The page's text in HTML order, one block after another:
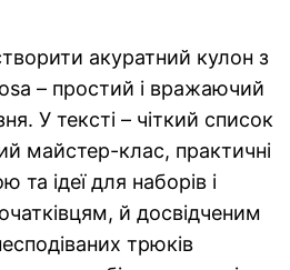
акуратний кулон з
– простий і вражаючий
У тексті – чіткий список
майстер-клас, практичні
та ідеї для наборів і
й досвідченим
трюків